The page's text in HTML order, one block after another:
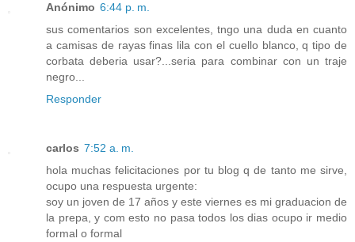
Anónimo 6:44 p. m.
sus comentarios son excelentes, tngo una duda en cuanto
a camisas de rayas finas lila con el cuello blanco, q tipo de
corbata deberia usar?...seria para combinar con un traje
negro...
Responder
carlos 7:52 a. m.
hola muchas felicitaciones por tu blog q de tanto me sirve,
ocupo una respuesta urgente:
soy un joven de 17 años y este viernes es mi graduacion de
la prepa, y com esto no pasa todos los dias ocupo ir medio
formal o formal